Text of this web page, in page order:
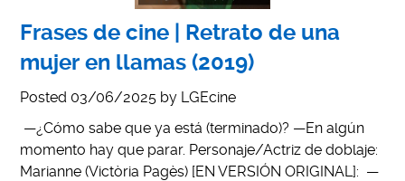
Frases de cine | Retrato de una
mujer en llamas (2019)
Posted 03/06/2025 by LGEcine
—¿Cómo sabe que ya está (terminado)? —En algún
momento hay que parar. Personaje/Actriz de doblaje:
Marianne (Victòria Pagès) [EN VERSIÓN ORIGINAL]: —